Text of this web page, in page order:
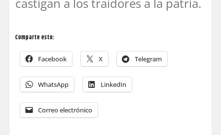
castigan a los traidores a la patria.
Comparte esto:
Facebook X Telegram
WhatsApp LinkedIn
Correo electrónico